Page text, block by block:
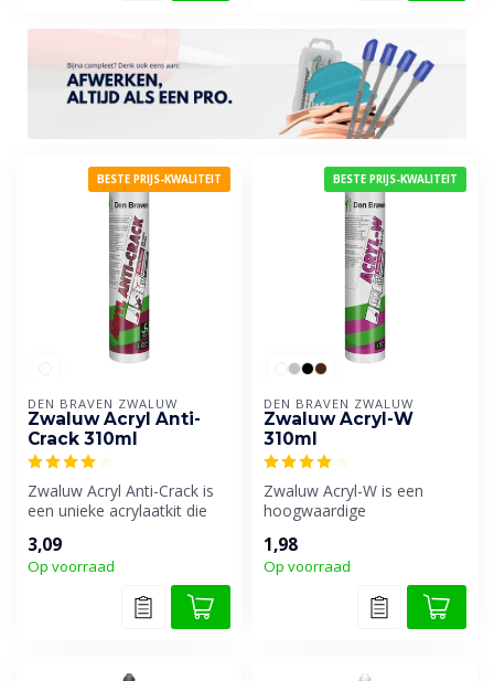
BESTE PRIJS-KWALITEIT
DEN BRAVEN ZWALUW
Zwaluw Acryl Anti-
Crack 310ml
Zwaluw Acryl Anti-Crack is
een unieke acrylaatkit die
overschilderbaar...
3,09
Op voorraad
BESTE PRIJS-KWALITEIT
DEN BRAVEN ZWALUW
Zwaluw Acryl-W
310ml
Zwaluw Acryl-W is een
hoogwaardige
afdichtingskit op basis van
acr...
1,98
Op voorraad